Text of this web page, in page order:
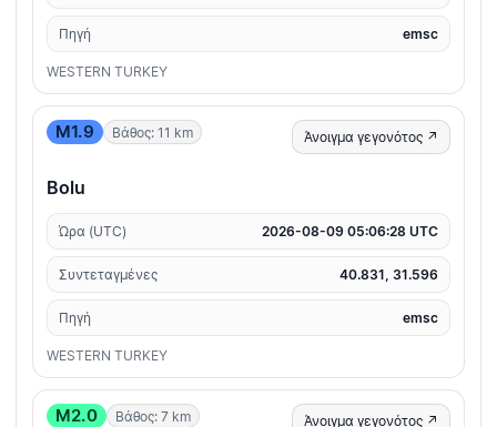
Πηγή emsc
WESTERN TURKEY
M1.9 Βάθος: 11 km Άνοιγμα γεγονότος ↗
Bolu
Ώρα (UTC) 2026-08-09 05:06:28 UTC
Συντεταγμένες 40.831, 31.596
Πηγή emsc
WESTERN TURKEY
M2.0 Βάθος: 7 km Άνοιγμα γεγονότος ↗